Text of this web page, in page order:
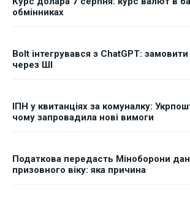
обмінниках
Bolt інтегрувався з ChatGPT:
через ШІ
ІПН у квитанціях за комуналку:
чому запровадила нові вимоги
Податкова передасть Міноборони
призовного віку: яка причина